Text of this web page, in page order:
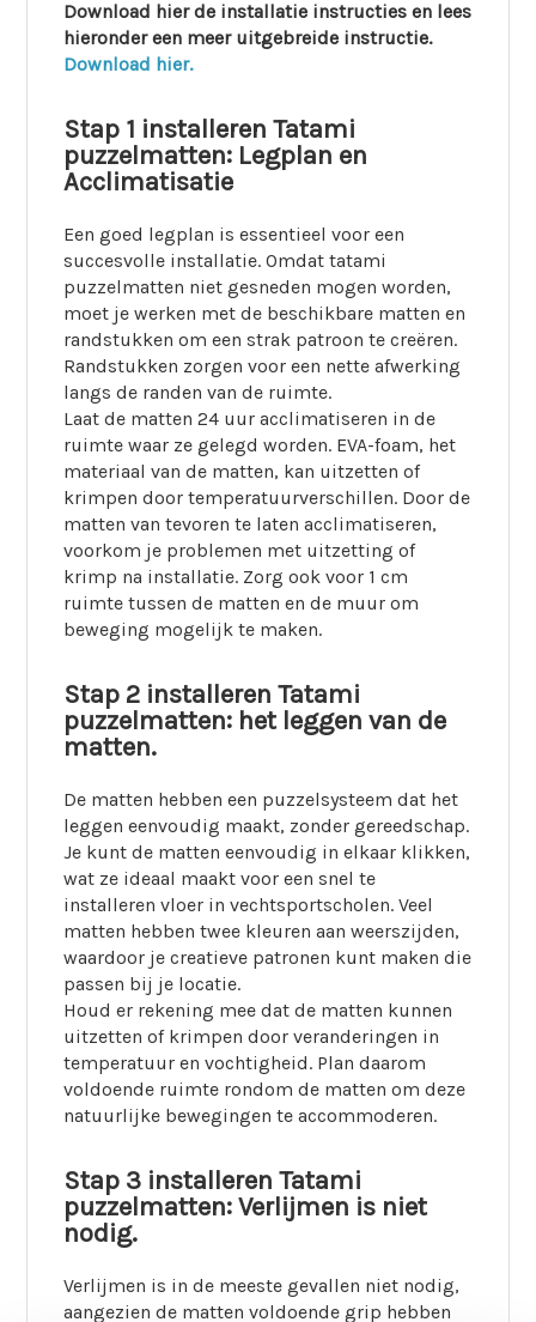
Download hier de installatie instructies en lees
hieronder een meer uitgebreide instructie.
Download hier.
Stap 1 installeren Tatami
puzzelmatten: Legplan en
Acclimatisatie
Een goed legplan is essentieel voor een
succesvolle installatie. Omdat tatami
puzzelmatten niet gesneden mogen worden,
moet je werken met de beschikbare matten en
randstukken om een strak patroon te creëren.
Randstukken zorgen voor een nette afwerking
langs de randen van de ruimte.
Laat de matten 24 uur acclimatiseren in de
ruimte waar ze gelegd worden. EVA-foam, het
materiaal van de matten, kan uitzetten of
krimpen door temperatuurverschillen. Door de
matten van tevoren te laten acclimatiseren,
voorkom je problemen met uitzetting of
krimp na installatie. Zorg ook voor 1 cm
ruimte tussen de matten en de muur om
beweging mogelijk te maken.
Stap 2 installeren Tatami
puzzelmatten: het leggen van de
matten.
De matten hebben een puzzelsysteem dat het
leggen eenvoudig maakt, zonder gereedschap.
Je kunt de matten eenvoudig in elkaar klikken,
wat ze ideaal maakt voor een snel te
installeren vloer in vechtsportscholen. Veel
matten hebben twee kleuren aan weerszijden,
waardoor je creatieve patronen kunt maken die
passen bij je locatie.
Houd er rekening mee dat de matten kunnen
uitzetten of krimpen door veranderingen in
temperatuur en vochtigheid. Plan daarom
voldoende ruimte rondom de matten om deze
natuurlijke bewegingen te accommoderen.
Stap 3 installeren Tatami
puzzelmatten: Verlijmen is niet
nodig.
Verlijmen is in de meeste gevallen niet nodig,
aangezien de matten voldoende grip hebben